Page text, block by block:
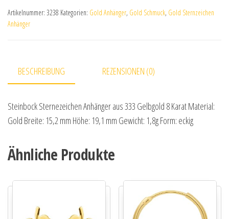
Artikelnummer: 3238 Kategorien: Gold Anhänger, Gold Schmuck, Gold Sternzeichen
Anhänger
BESCHREIBUNG REZENSIONEN (0)
Steinbock Sternezeichen Anhänger aus 333 Gelbgold 8 Karat Material:
Gold Breite: 15,2 mm Höhe: 19,1 mm Gewicht: 1,8g Form: eckig
Ähnliche Produkte